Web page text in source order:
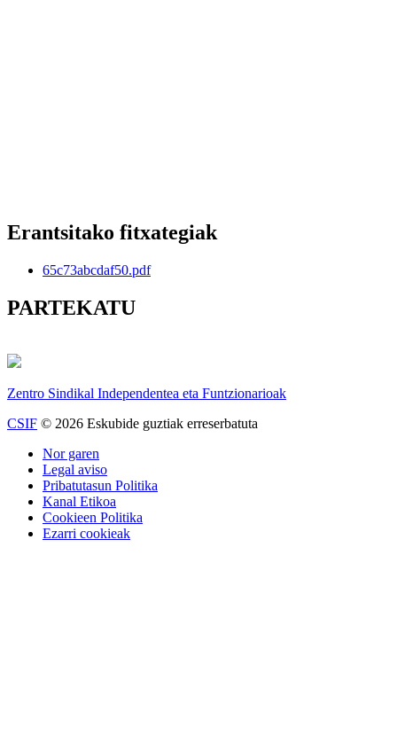
Erantsitako fitxategiak
65c73abcdaf50.pdf
PARTEKATU
Zentro Sindikal Independentea eta Funtzionarioak
CSIF © 2026 Eskubide guztiak erreserbatuta
Nor garen
Legal aviso
Pribatutasun Politika
Kanal Etikoa
Cookieen Politika
Ezarri cookieak